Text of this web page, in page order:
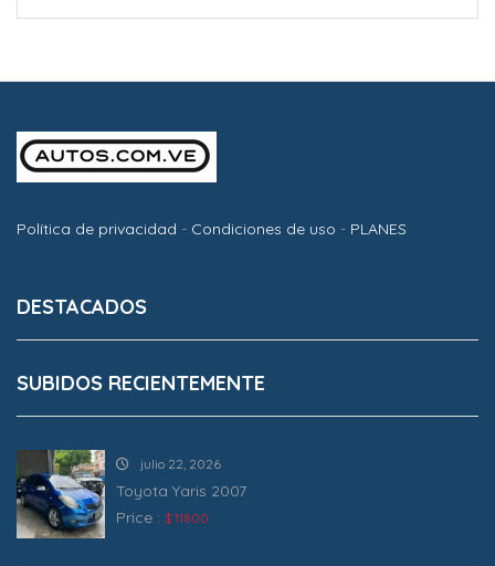
Política de privacidad - Condiciones de uso - PLANES
DESTACADOS
SUBIDOS RECIENTEMENTE
julio 22, 2026
Toyota Yaris 2007
Price : $ 11800